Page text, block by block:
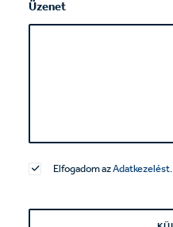
Üzenet
Elfogadom azAdatkezelést.